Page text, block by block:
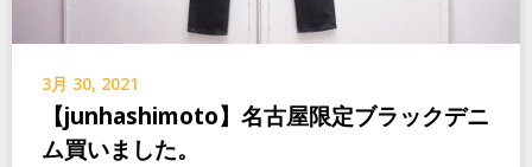
3月 30, 2021
【junhashimoto】名古屋限定ブラックデニ
ム買いました。